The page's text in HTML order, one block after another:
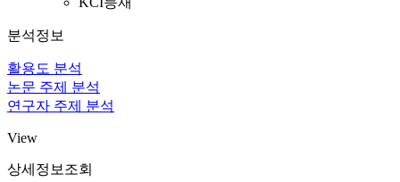
분석정보
활용도 분석
논문 주제 분석
연구자 주제 분석
View
상세정보조회